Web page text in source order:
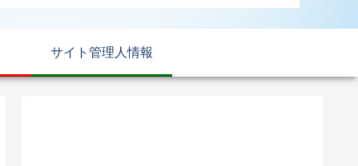
サイト管理人情報